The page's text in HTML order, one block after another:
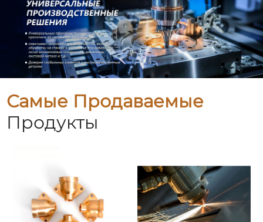
Самые Продаваемые
Продукты